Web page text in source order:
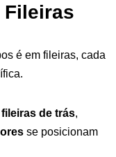
Fileiras
é em fileiras, cada
fileiras de trás,
se posicionam